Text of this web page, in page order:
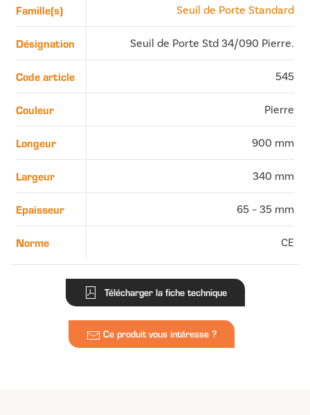
Famille(s) Seuil de Porte Standard
Désignation Seuil de Porte Std 34/090 Pierre.
Code article 545
Couleur Pierre
Longeur 900 mm
Largeur 340 mm
Epaisseur 65 – 35 mm
Norme CE
Télécharger la fiche technique
Ce produit vous intéresse ?